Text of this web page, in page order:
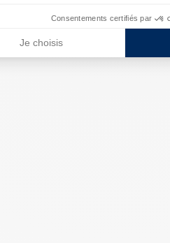
Consentements certifiés par
Je choisis